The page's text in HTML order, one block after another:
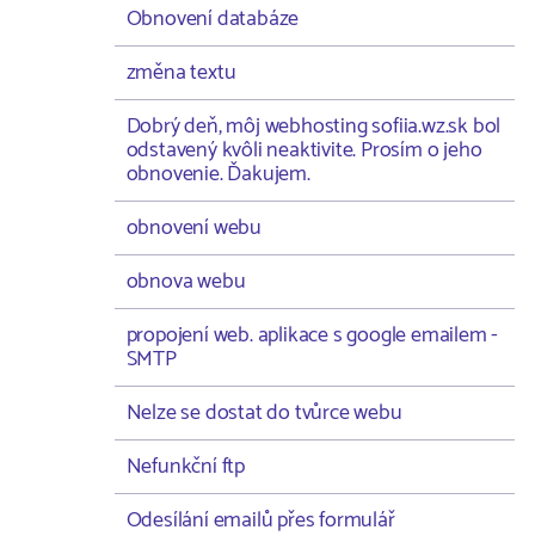
Obnovení databáze
změna textu
Dobrý deň, môj webhosting sofiia.wz.sk bol
odstavený kvôli neaktivite. Prosím o jeho
obnovenie. Ďakujem.
obnovení webu
obnova webu
propojení web. aplikace s google emailem -
SMTP
Nelze se dostat do tvůrce webu
Nefunkční ftp
Odesílání emailů přes formulář